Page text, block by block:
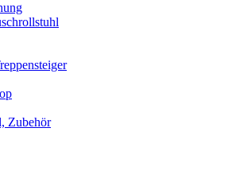
Zubehör